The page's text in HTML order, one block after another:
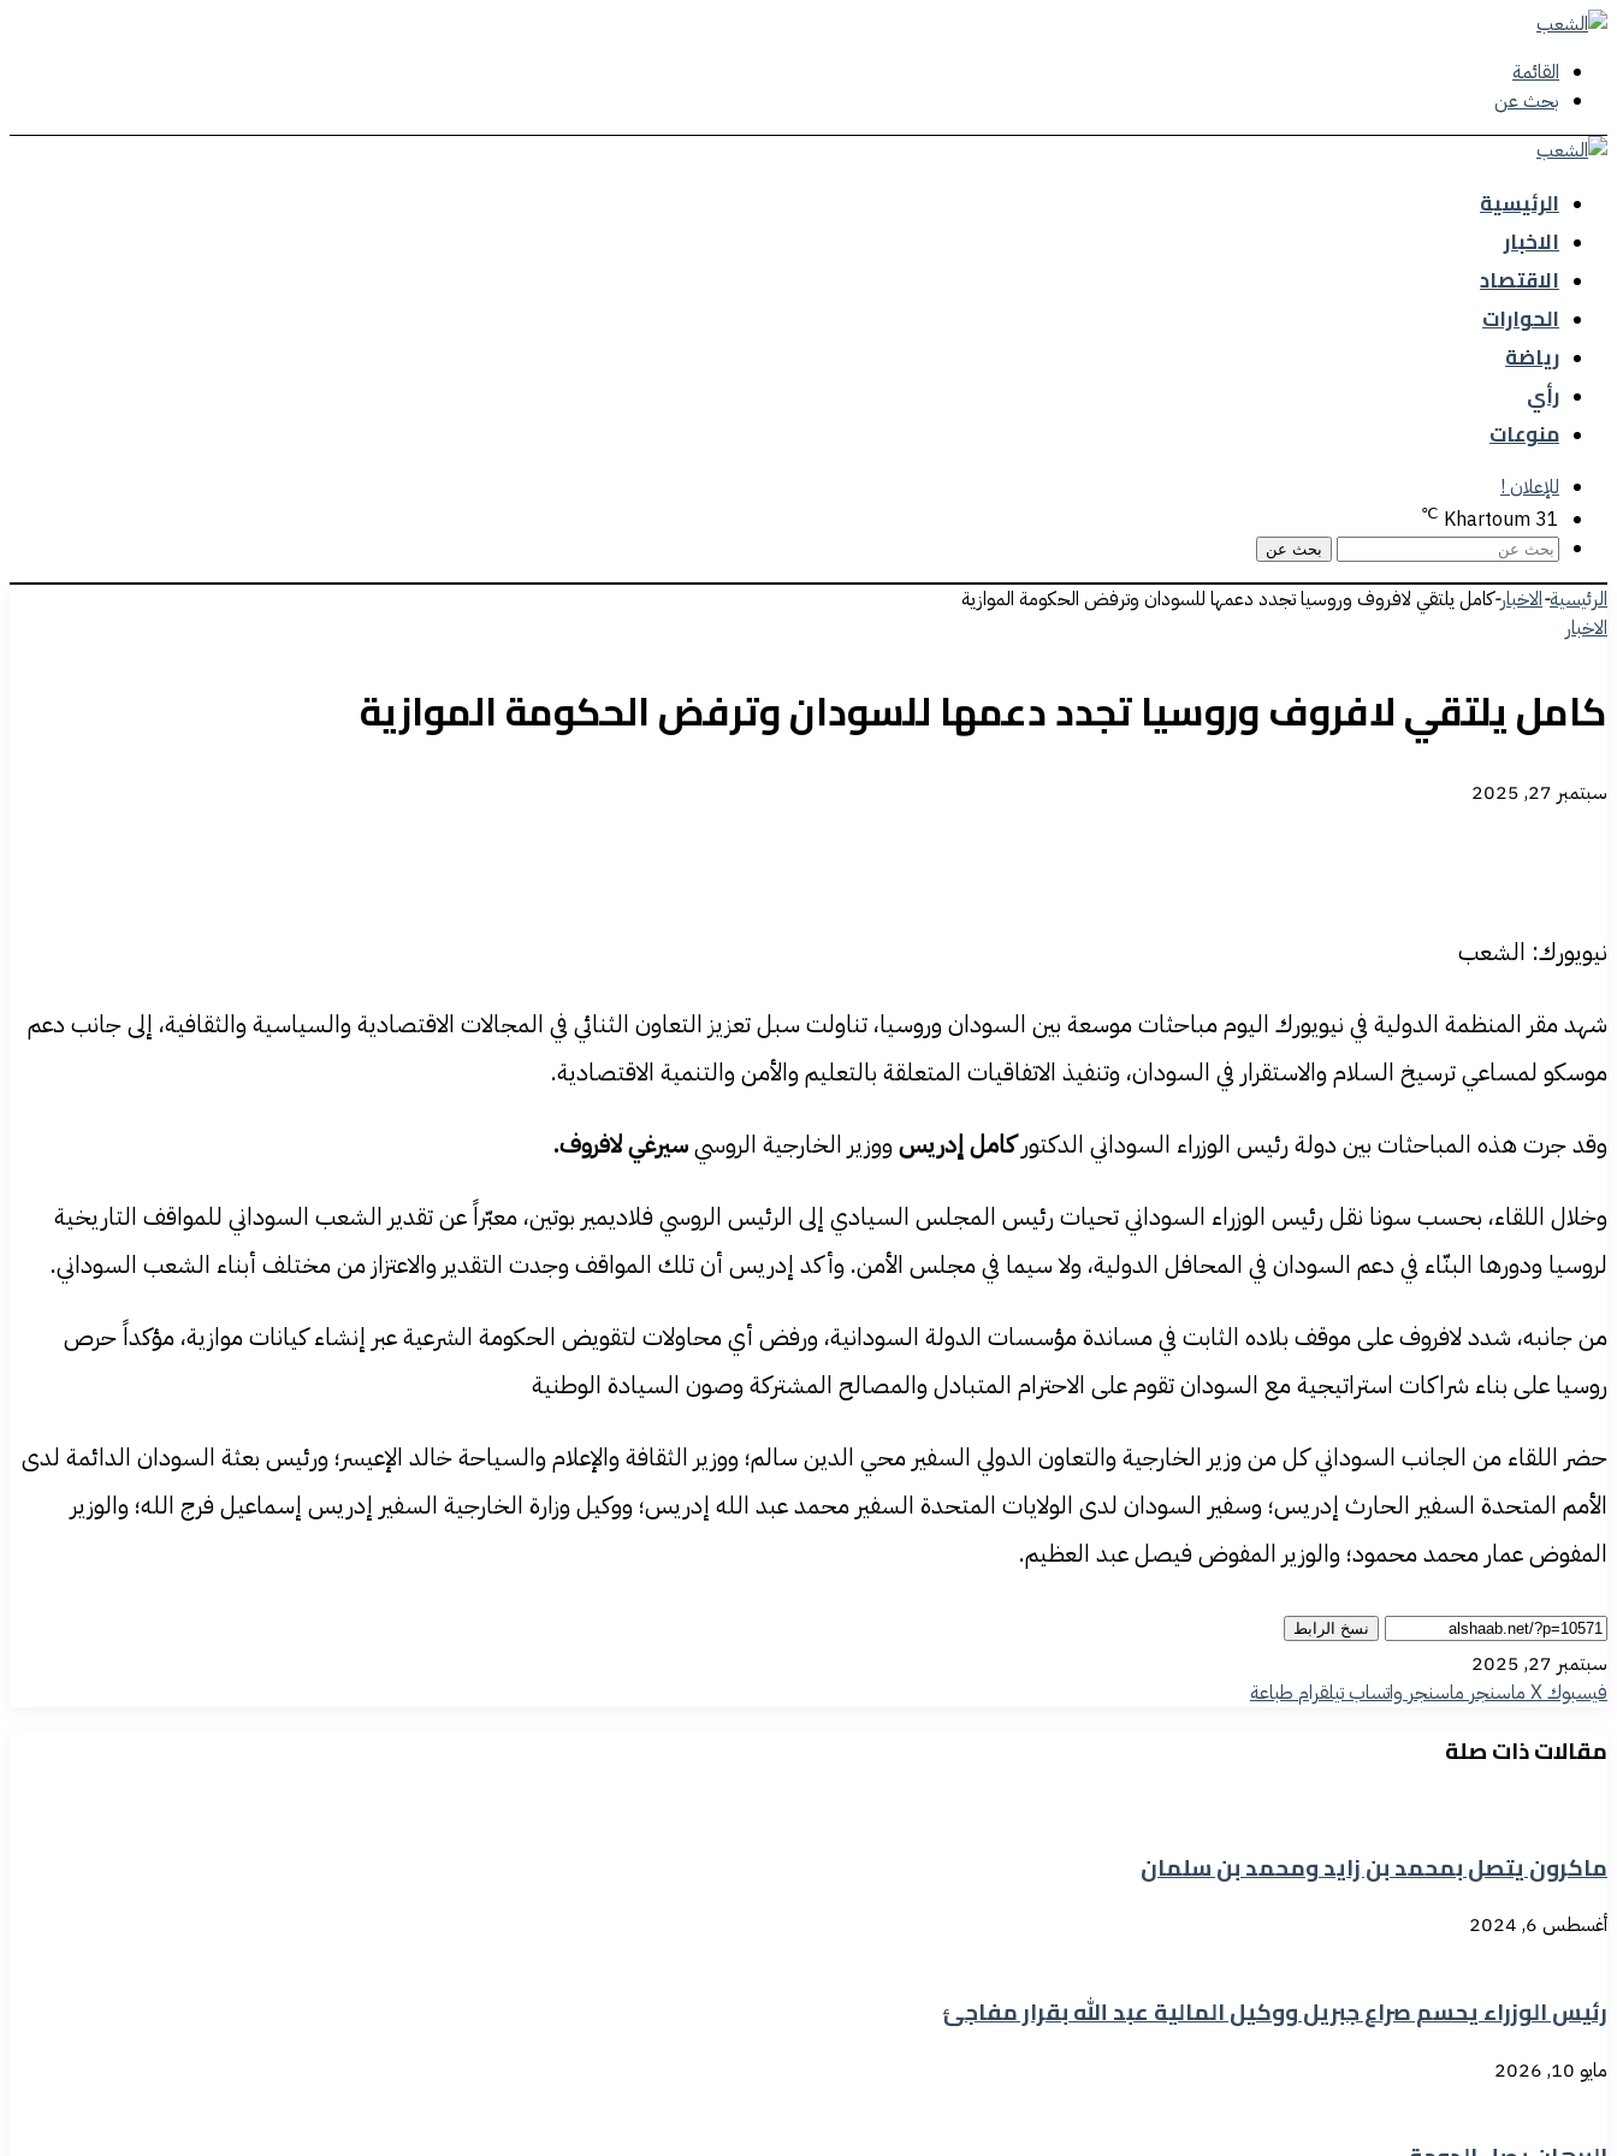
القائمة
بحث عن
الرئيسية
الاخبار
الاقتصاد
الحوارات
رياضة
رأي
منوعات
للإعلان !
Khartoum 31
℃
بحث عن
الرئيسية-الاخبار-كامل يلتقي لافروف وروسيا تجدد دعمها للسودان وترفض الحكومة الموازية
الاخبار
كامل يلتقي لافروف وروسيا تجدد دعمها للسودان وترفض الحكومة الموازية
سبتمبر 27, 2025
نيويورك: الشعب
شهد مقر المنظمة الدولية في نيويورك اليوم مباحثات موسعة بين السودان وروسيا، تناولت سبل تعزيز التعاون الثنائي في المجالات الاقتصادية والسياسية والثقافية، إلى جانب دعم
موسكو لمساعي ترسيخ السلام والاستقرار في السودان، وتنفيذ الاتفاقيات المتعلقة بالتعليم والأمن والتنمية الاقتصادية.
وقد جرت هذه المباحثات بين دولة رئيس الوزراء السوداني الدكتوركامل إدريس ووزير الخارجية الروسيسيرغي لافروف.
وخلال اللقاء، بحسب سونا نقل رئيس الوزراء السوداني تحيات رئيس المجلس السيادي إلى الرئيس الروسي فلاديمير بوتين، معبّراً عن تقدير الشعب السوداني للمواقف التاريخية
لروسيا ودورها البنّاء في دعم السودان في المحافل الدولية، ولا سيما في مجلس الأمن. وأكد إدريس أن تلك المواقف وجدت التقدير والاعتزاز من مختلف أبناء الشعب السوداني.
من جانبه، شدد لافروف على موقف بلاده الثابت في مساندة مؤسسات الدولة السودانية، ورفض أي محاولات لتقويض الحكومة الشرعية عبر إنشاء كيانات موازية، مؤكداً حرص
روسيا على بناء شراكات استراتيجية مع السودان تقوم على الاحترام المتبادل والمصالح المشتركة وصون السيادة الوطنية
حضر اللقاء من الجانب السوداني كل من وزير الخارجية والتعاون الدولي السفير محي الدين سالم؛ ووزير الثقافة والإعلام والسياحة خالد الإعيسر؛ ورئيس بعثة السودان الدائمة لدى
الأمم المتحدة السفير الحارث إدريس؛ وسفير السودان لدى الولايات المتحدة السفير محمد عبد الله إدريس؛ ووكيل وزارة الخارجية السفير إدريس إسماعيل فرج الله؛ والوزير
المفوض عمار محمد محمود؛ والوزير المفوض فيصل عبد العظيم.
نسخ الرابط
سبتمبر 27, 2025
فيسبوك‫Xماسنجر ماسنجر واتسابتيلقرامطباعة
مقالات ذات صلة
ماكرون يتصل بمحمد بن زايد ومحمد بن سلمان
أغسطس 6, 2024
رئيس الوزراء يحسم صراع جبريل ووكيل المالية عبد الله بقرار مفاجئ
مايو 10, 2026